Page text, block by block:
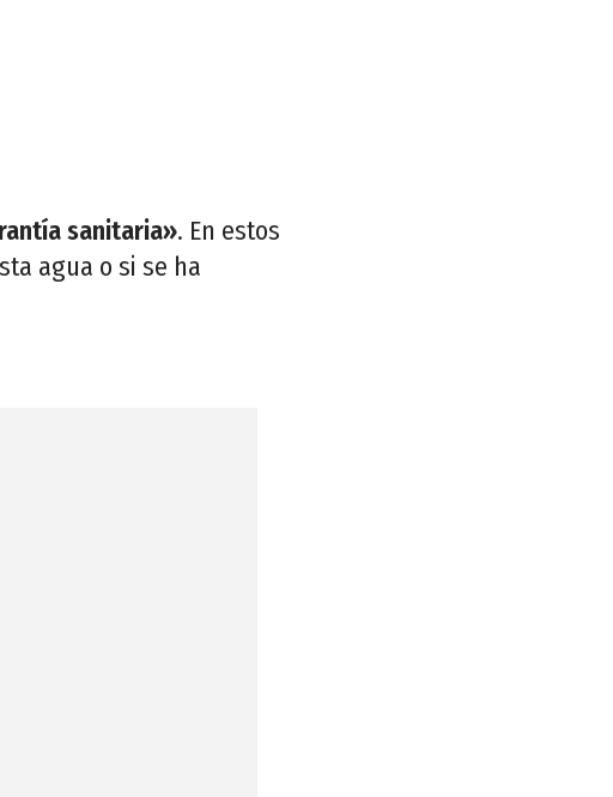
sanitaria». En estos
agua o si se ha